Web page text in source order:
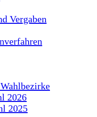
Vergaben
2026
2025